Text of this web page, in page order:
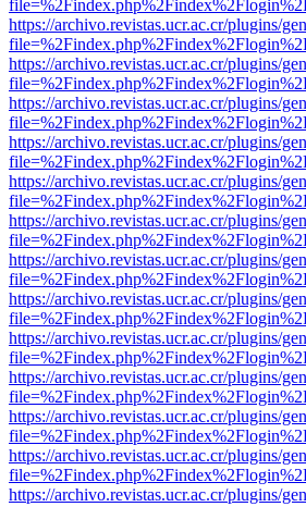
https://archivo.revistas.ucr.ac.cr/plugins/
https://archivo.revistas.ucr.ac.cr/plugins/
https://archivo.revistas.ucr.ac.cr/plugins/
https://archivo.revistas.ucr.ac.cr/plugins/
https://archivo.revistas.ucr.ac.cr/plugins/
https://archivo.revistas.ucr.ac.cr/plugins/
https://archivo.revistas.ucr.ac.cr/plugins/
https://archivo.revistas.ucr.ac.cr/plugins/
https://archivo.revistas.ucr.ac.cr/plugins/
https://archivo.revistas.ucr.ac.cr/plugins/
https://archivo.revistas.ucr.ac.cr/plugins/
https://archivo.revistas.ucr.ac.cr/plugins/
https://archivo.revistas.ucr.ac.cr/plugins/